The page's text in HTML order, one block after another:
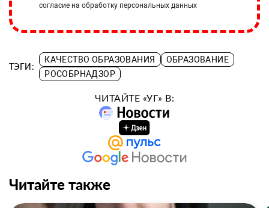
согласие на обработку персональных данных
ТЭГИ:
КАЧЕСТВО ОБРАЗОВАНИЯ
ОБРАЗОВАНИЕ
РОСОБРНАДЗОР
ЧИТАЙТЕ «УГ» В:
Читайте также